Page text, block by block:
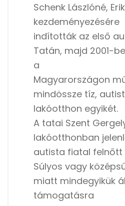
Schenk Lászlóné,
kezdeményezésére
indították az első
Tatán, majd 2001-
a
Magyarországon
mindössze tíz,
lakóotthon egyikét.
A tatai Szent
lakóotthonban
autista fiatal felnőtt
Súlyos vagy
miatt mindegyikük
támogatásra